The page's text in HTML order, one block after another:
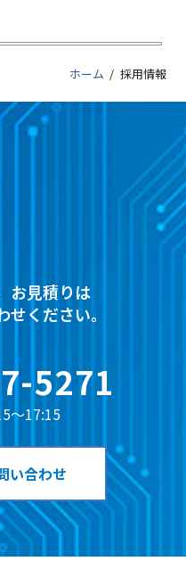
ホーム 採用情報
お見積りは
ください。
5271
～17:15
い合わせ